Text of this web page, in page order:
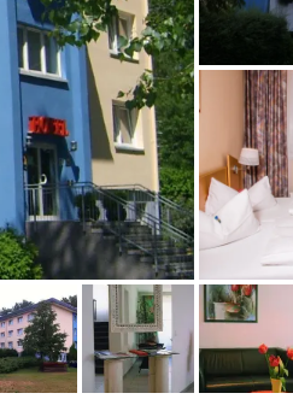
vom
vom